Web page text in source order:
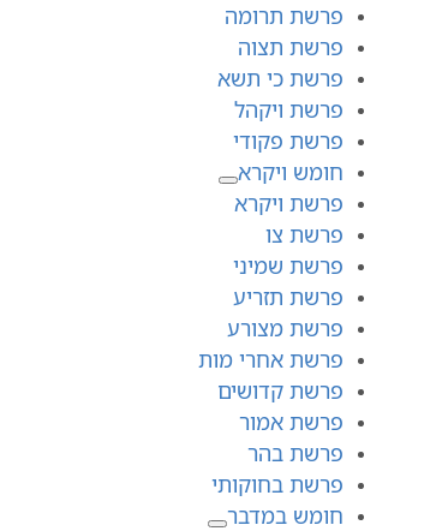
פרשת תרומה
פרשת תצוה
פרשת כי תשא
פרשת ויקהל
פרשת פקודי
חומש ויקרא
פרשת ויקרא
פרשת צו
פרשת שמיני
פרשת תזריע
פרשת מצורע
פרשת אחרי מות
פרשת קדושים
פרשת אמור
פרשת בהר
פרשת בחוקותי
חומש במדבר